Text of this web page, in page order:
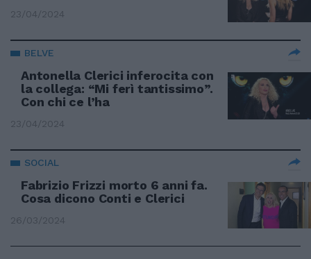
23/04/2024
BELVE
Antonella Clerici inferocita con
la collega: “Mi ferì tantissimo”.
Con chi ce l’ha
23/04/2024
SOCIAL
Fabrizio Frizzi morto 6 anni fa.
Cosa dicono Conti e Clerici
26/03/2024